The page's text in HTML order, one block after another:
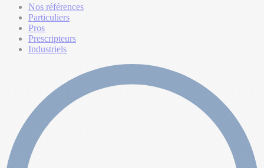
Nos références
Particuliers
Pros
Prescripteurs
Industriels